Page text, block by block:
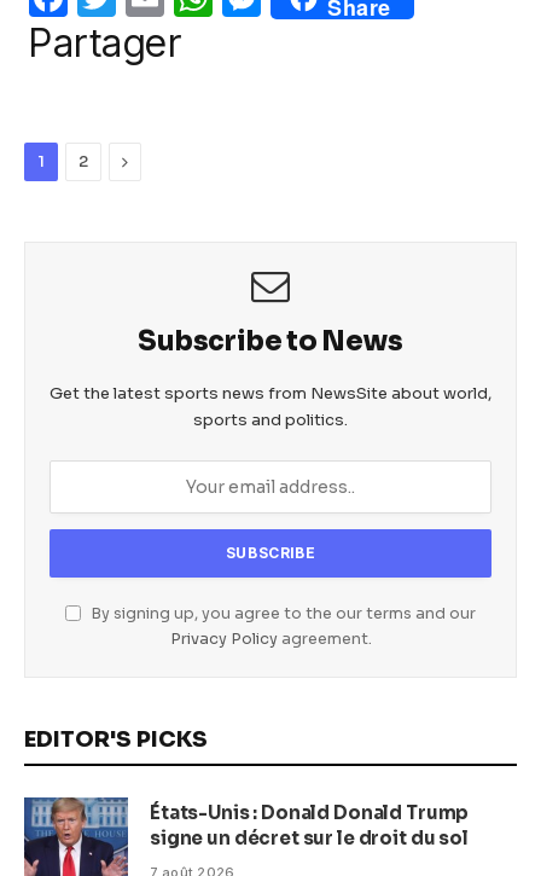
o
k
p
er
a
b
w
itt
m
e
Share
Partager
1 2 Next
Subscribe to News
Get the latest sports news from NewsSite about world,
sports and politics.
By signing up, you agree to the our terms and our
Privacy Policyagreement.
EDITOR'S PICKS
États-Unis : Donald Donald Trump
signe un décret sur le droit du sol
7 août 2026